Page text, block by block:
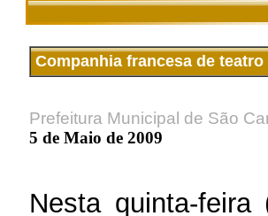
Companhia francesa de
Prefeitura Municipal de São
5 de Maio de 2009
Nesta quinta-